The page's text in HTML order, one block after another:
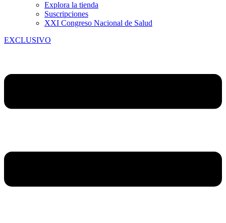
Explora la tienda
Suscripciones
XXI Congreso Nacional de Salud
EXCLUSIVO